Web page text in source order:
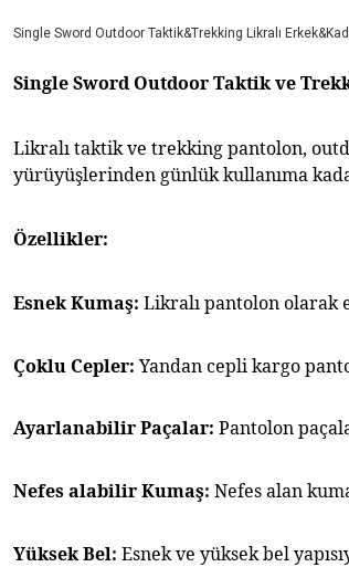
Single Sword Outdoor Taktik&Trekking Likralı
Single Sword Outdoor Taktik ve
Likralı taktik ve trekking pantolon,
yürüyüşlerinden günlük kullanıma
Özellikler:
Esnek Kumaş: Likralı pantolon olarak
Çoklu Cepler: Yandan cepli kargo
Ayarlanabilir Paçalar: Pantolon
Nefes alabilirKumaş: Nefes alan
Yüksek Bel: Esnek ve yüksek bel